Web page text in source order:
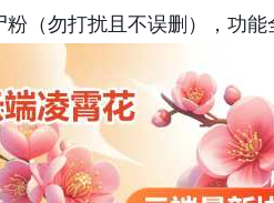
（勿打扰且不误删），功能